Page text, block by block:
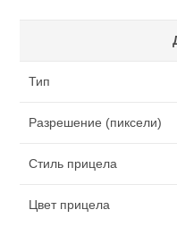
Тип
Разрешение (пиксели)
Стиль прицела
Цвет прицела